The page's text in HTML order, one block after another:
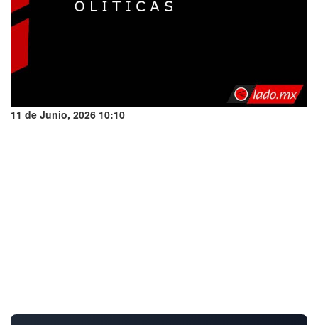
11 de Junio, 2026 10:10